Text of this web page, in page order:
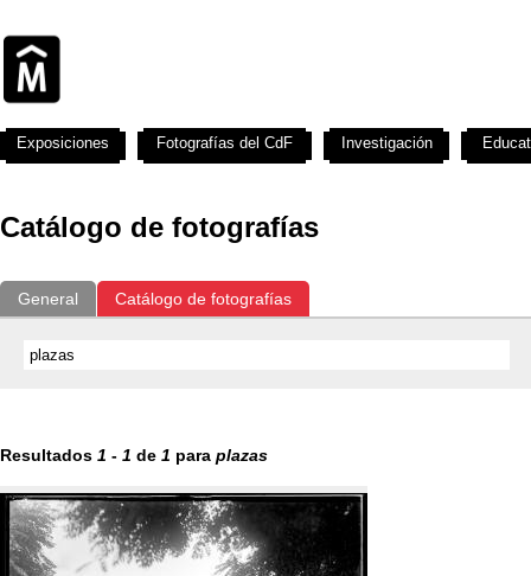
Catálogo de fotografías
General Catálogo de fotografías
Resultados 1 - 1 de 1 para plazas
Exposiciones Fotografías del CdF Investigación